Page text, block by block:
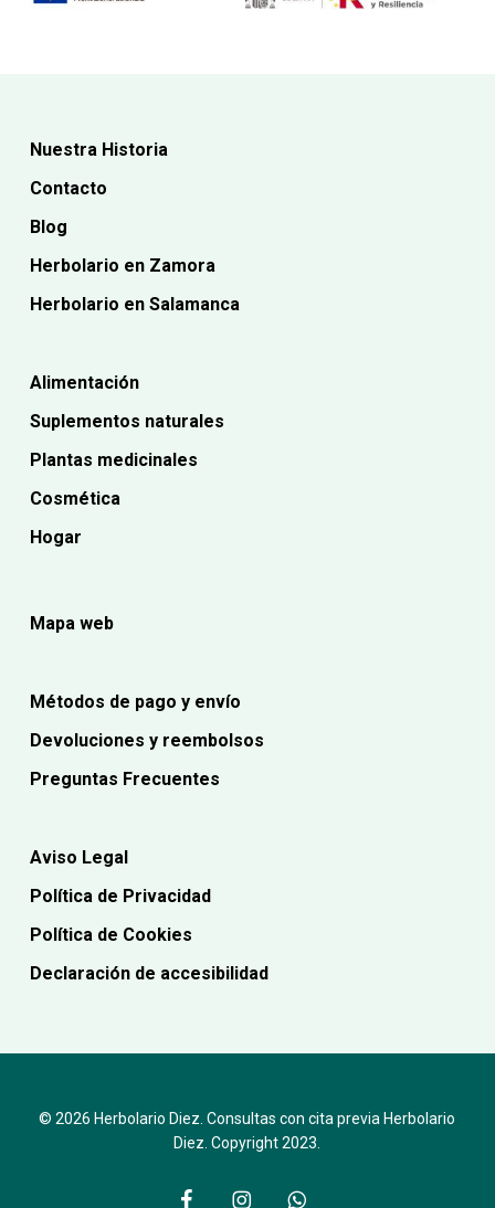
Nuestra Historia
Contacto
Blog
Herbolario en Zamora
Herbolario en Salamanca
Alimentación
Suplementos naturales
Plantas medicinales
Cosmética
Hogar
Mapa web
Métodos de pago y envío
Devoluciones y reembolsos
Preguntas Frecuentes
Aviso Legal
Política de Privacidad
Política de Cookies
Declaración de accesibilidad
© 2026 Herbolario Diez. Consultas con cita previa Herbolario
Diez. Copyright 2023.
facebookinstagramwhatsapp